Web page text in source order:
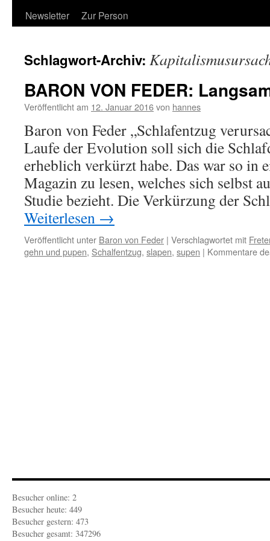
Newsletter
Zur Person
Schlagwort-Archiv:
BARON VON FEDER:
Veröffentlicht am 12. Januar 2016von hannes
Baron von Feder „Schlafentzug
Laufe der Evolution soll sich die
erheblich verkürzt habe. Das war so in
Magazin zu lesen, welches sich selbst
Studie bezieht. Die Verkürzung der
Weiterlesen →
Veröffentlicht unter Baron von Feder | Verschlagwortet mit
gehn und pupen, Schalfentzug, slapen, supen | Kommentare
Besucher online: 2
Besucher heute: 449
Besucher gestern: 473
Besucher gesamt: 347296